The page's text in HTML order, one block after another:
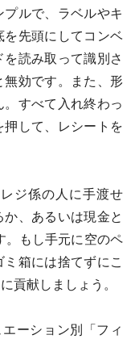
ルで、ラベルやキ
を先頭にしてコンベ
読み取って識別さ
効です。また、形
すべて入れ終わっ
して、レシートを
ジ係の人に手渡せ
、あるいは現金と
。もし手元に空のペ
箱には捨てずにこ
貢献しましょう。
ーション別「フィ